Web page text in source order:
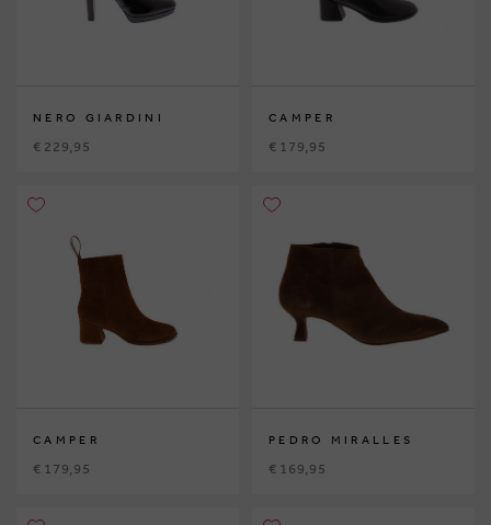
NERO GIARDINI
€ 229,95
CAMPER
€ 179,95
CAMPER
€ 179,95
PEDRO MIRALLES
€ 169,95